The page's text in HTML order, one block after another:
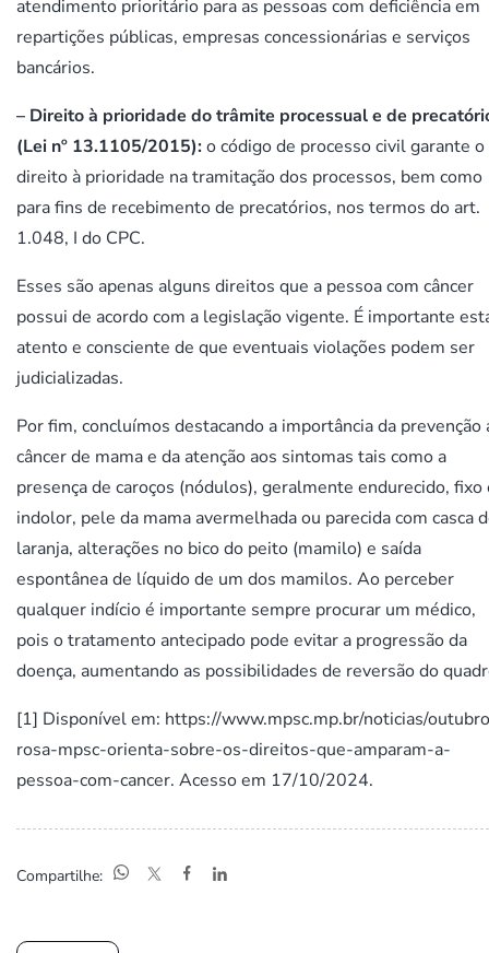
atendimento prioritário para as pessoas com deficiência em
repartições públicas, empresas concessionárias e serviços
bancários.
– Direito à prioridade do trâmite processual e de
(Lei nº 13.1105/2015):o código de processo civil garante o
direito à prioridade na tramitação dos processos, bem como
para fins de recebimento de precatórios, nos termos do art.
1.048, I do CPC.
Esses são apenas alguns direitos que a pessoa com câncer
possui de acordo com a legislação vigente. É importante
atento e consciente de que eventuais violações podem ser
judicializadas.
Por fim, concluímos destacando a importância da prevenção
câncer de mama e da atenção aos sintomas tais como a
presença de caroços (nódulos), geralmente endurecido, fixo
indolor, pele da mama avermelhada ou parecida com casca
laranja, alterações no bico do peito (mamilo) e saída
espontânea de líquido de um dos mamilos. Ao perceber
qualquer indício é importante sempre procurar um médico,
pois o tratamento antecipado pode evitar a progressão da
doença, aumentando as possibilidades de reversão do
[1] Disponível em: https://www.mpsc.mp.br/noticias/
rosa-mpsc-orienta-sobre-os-direitos-que-amparam-a-
pessoa-com-cancer. Acesso em 17/10/2024.
Compartilhe: